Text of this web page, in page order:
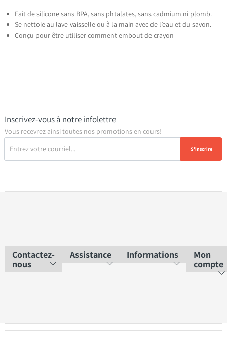
Fait de silicone sans BPA, sans phtalates, sans cadmium ni plomb.
Se nettoie au lave-vaisselle ou à la main avec de l’eau et du savon.
Conçu pour être utiliser comment embout de crayon
Inscrivez-vous à notre infolettre
Vous recevrez ainsi toutes nos promotions en cours!
S'inscrire
Contactez-
nous
Assistance Informations
Mon
compte